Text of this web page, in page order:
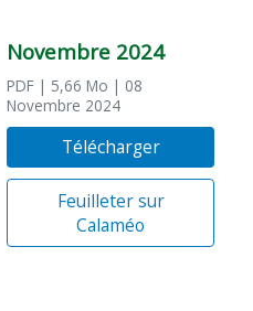
Novembre 2024
PDF | 5,66 Mo | 08
Novembre 2024
Télécharger
Feuilleter sur
Calaméo